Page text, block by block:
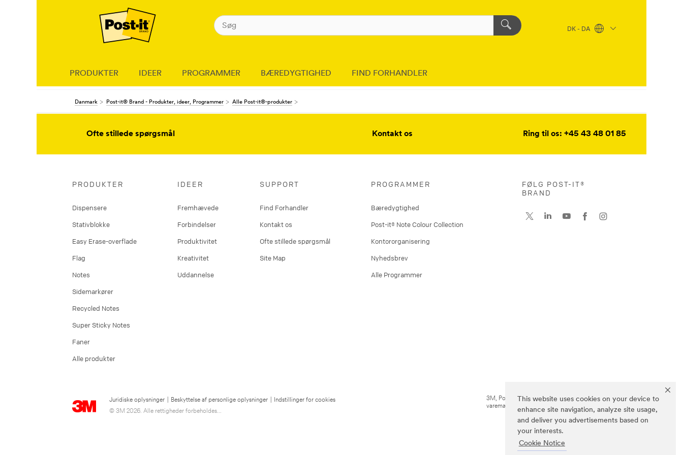
This website uses cookies on your device to
enhance site navigation, analyze site usage,
and deliver you advertisements based on
your interests.
Cookie Notice
DK - DA
PRODUKTER IDEER PROGRAMMER BÆREDYGTIGHED FIND FORHANDLER
Danmark Post-it® Brand - Produkter, ideer, Programmer Alle Post-it®-produkter
Ofte stillede spørgsmål Kontakt os Ring til os: +45 43 48 01 85
PRODUKTER
Dispensere
Stativblokke
Easy Erase-overflade
Flag
Notes
Sidemarkører
Recycled Notes
Super Sticky Notes
Faner
Alle produkter
IDEER
Fremhævede
Forbindelser
Produktivitet
Kreativitet
Uddannelse
SUPPORT
Find Forhandler
Kontakt os
Ofte stillede spørgsmål
Site Map
PROGRAMMER
Bæredygtighed
Post-it® Note Colour Collection
Kontororganisering
Nyhedsbrev
Alle Programmer
Juridiske oplysninger Beskyttelse af personlige oplysninger
Indstillinger for cookies
© 3M 2026. Alle rettigheder forbeholdes...
FØLG POST-IT®
BRAND
3M, Post-it® og farven Canary Yellow™ er
varemærker tilhørende 3M.